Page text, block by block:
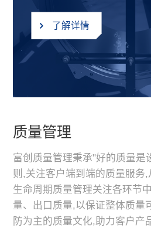
了解详情
质量管理
富创质量管理秉承"好的质量是
则,关注客户端到端的质量服务
生命周期质量管理关注各环节
量、出口质量,以保证整体质量
防为主的质量文化,助力客户产